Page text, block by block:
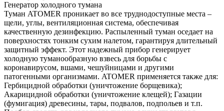
Генератор холодного тумана
Туман ATOMER проникает во все труднодоступные места –
щели, углы, вентиляционная система, обеспечивая
качественную дезинфекцию. Распыленный туман оседает на
поверхностях тонким сухим налетом, гарантируя длительный
защитный эффект. Этот надежный прибор генерирует
холодную туманообразную взвесь для борьбы с
коронавирусом, вшами, чешуйницами и другими
патогенными организмами. ATOMER применяется также для:
Гербицидной обработки (уничтожение борщевика);
Акарицидной обработки (уничтожение клещей); Газации
(фумигация) древесины, тары, подвалов, подпольев и т.п.